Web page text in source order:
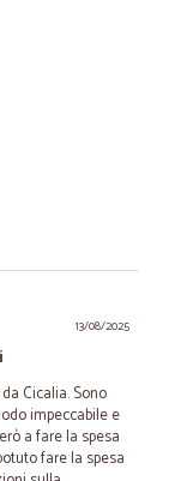
13/08/2025
Cicalia. Sono
impeccabile e
a fare la spesa
fare la spesa